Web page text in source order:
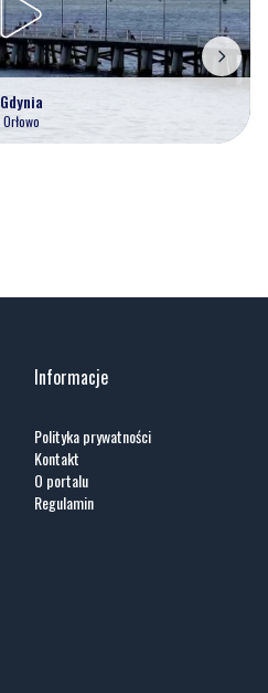
Gdynia
Orłowo
Informacje
Polityka prywatności
Kontakt
O portalu
Regulamin